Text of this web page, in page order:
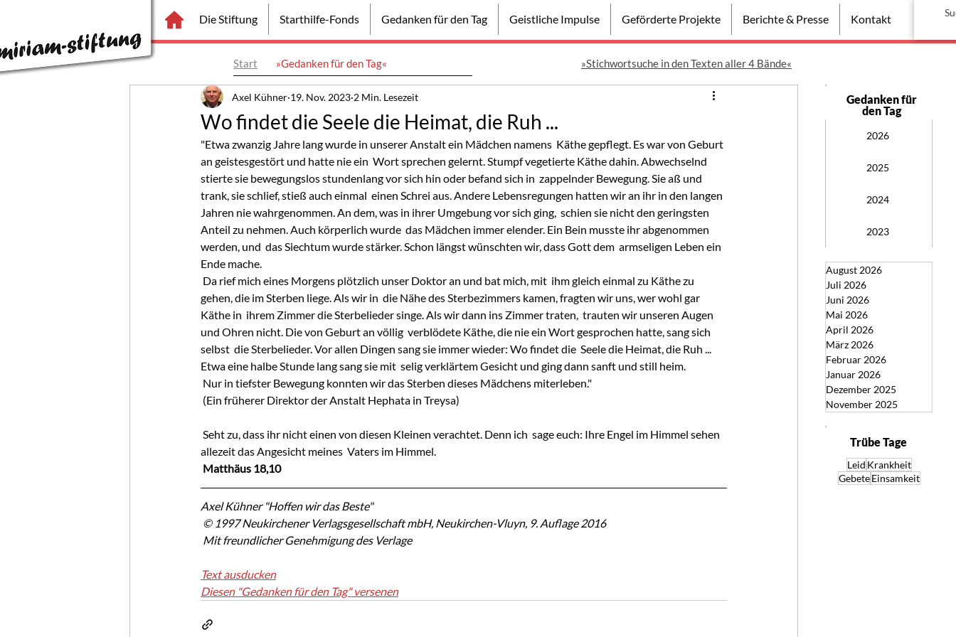
Die Stiftung Starthilfe-Fonds Gedanken für den Tag Geistliche Impulse Geförderte Projekte Berichte & Presse Kontakt
Start »Gedanken für den Tag«
Wo findet die Seele die Heimat, die Ruh ...
Axel Kühner 19. Nov. 2023 2 Min. Lesezeit
"Etwa zwanzig Jahre lang wurde in unserer Anstalt ein Mädchen namens  Käthe gepflegt. Es war von Geburt
an geistesgestört und hatte nie ein  Wort sprechen gelernt. Stumpf vegetierte Käthe dahin. Abwechselnd
stierte sie bewegungslos stundenlang vor sich hin oder befand sich in  zappelnder Bewegung. Sie aß und
trank, sie schlief, stieß auch einmal  einen Schrei aus. Andere Lebensregungen hatten wir an ihr in den langen
Jahren nie wahrgenommen. An dem, was in ihrer Umgebung vor sich ging,  schien sie nicht den geringsten
Anteil zu nehmen. Auch körperlich wurde  das Mädchen immer elender. Ein Bein musste ihr abgenommen
werden, und  das Siechtum wurde stärker. Schon längst wünschten wir, dass Gott dem  armseligen Leben ein
Ende mache.
gehen, die im Sterben liege. Als wir in  die Nähe des Sterbezimmers kamen, fragten wir uns, wer wohl gar
Käthe in  ihrem Zimmer die Sterbelieder singe. Als wir dann ins Zimmer traten,  trauten wir unseren Augen
und Ohren nicht. Die von Geburt an völlig  verblödete Käthe, die nie ein Wort gesprochen hatte, sang sich
selbst  die Sterbelieder. Vor allen Dingen sang sie immer wieder: Wo findet die  Seele die Heimat, die Ruh ...
Etwa eine halbe Stunde lang sang sie mit  selig verklärtem Gesicht und ging dann sanft und still heim.
Nur in tiefster Bewegung konnten wir das Sterben dieses Mädchens miterleben."
(Ein früherer Direktor der Anstalt Hephata in Treysa)
allezeit das Angesicht meines  Vaters im Himmel.
Matthäus 18,10
Axel Kühner "Hoffen wir das Beste"
© 1997 Neukirchener Verlagsgesellschaft mbH, Neukirchen-Vluyn, 9. Auflage 2016
Mit freundlicher Genehmigung des Verlage
Text ausducken
Diesen "Gedanken für den Tag" versenen
Gedanken für
den Tag
2026
2025
2024
2023
August 2026
Juli 2026
Juni 2026
Mai 2026
April 2026
März 2026
Februar 2026
Januar 2026
Dezember 2025
November 2025
»Stichwortsuche in den Texten aller 4 Bände«
Trübe Tage
Leid Krankheit
Gebete Einsamkeit